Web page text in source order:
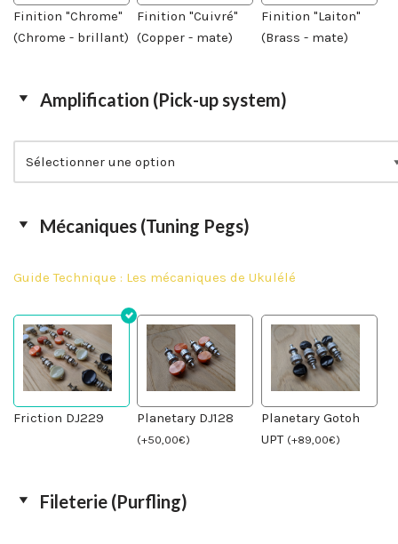
Finition "Chrome"
(Chrome - brillant)
Finition "Cuivré"
(Copper - mate)
Finition "Laiton"
(Brass - mate)
Amplification (Pick-up system)
Mécaniques (Tuning Pegs)
Guide Technique : Les mécaniques de Ukulélé
Friction DJ229 Planetary DJ128
(+50,00€)
Planetary Gotoh
UPT (+89,00€)
Fileterie (Purfling)